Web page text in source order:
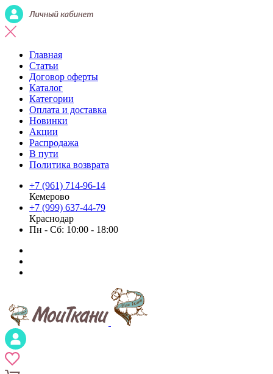
Главная
Статьи
Договор оферты
Каталог
Категории
Оплата и доставка
Новинки
Акции
Распродажа
В пути
Политика возврата
+7 (961) 714-96-14
Кемерово
+7 (999) 637-44-79
Краснодар
Пн - Сб: 10:00 - 18:00